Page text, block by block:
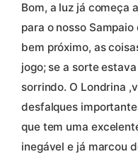
Bom, a luz já começa
para o nosso
bem próximo, as
jogo; se a sorte
sorrindo. O Londrina
desfalques
que tem uma
inegável e já marcou